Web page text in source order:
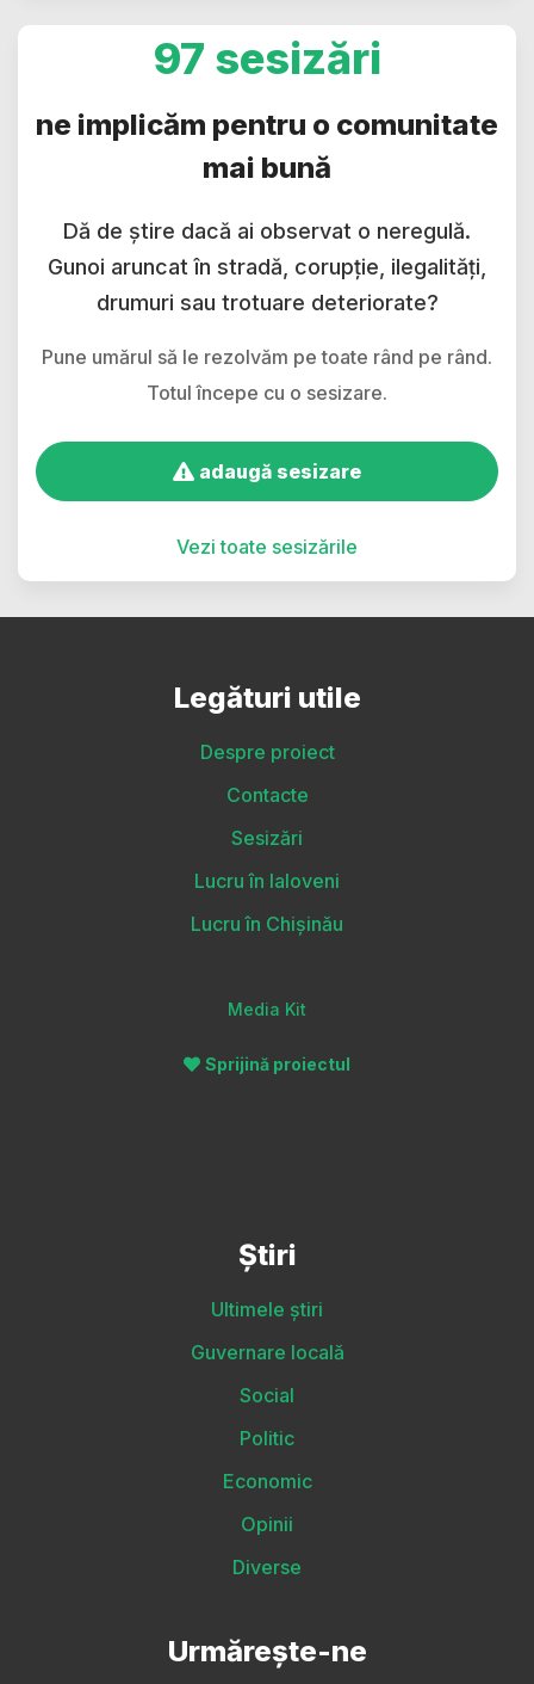
97 sesizări
ne implicăm pentru o comunitate
mai bună
Dă de știre dacă ai observat o neregulă.
Gunoi aruncat în stradă, corupție, ilegalități,
drumuri sau trotuare deteriorate?
Pune umărul să le rezolvăm pe toate rând pe rând.
Totul începe cu o sesizare.
adaugă sesizare
Vezi toate sesizările
Legături utile
Despre proiect
Contacte
Sesizări
Lucru în Ialoveni
Lucru în Chișinău
Media Kit
Sprijină proiectul
Știri
Ultimele știri
Guvernare locală
Social
Politic
Economic
Opinii
Diverse
Urmărește-ne